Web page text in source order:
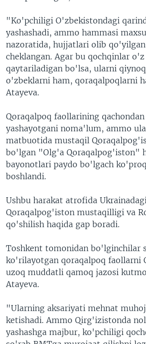
"Ko'pchiligi O'zbekistondagi
yashashadi, ammo hammasi
nazoratida, hujjatlari olib
cheklangan. Agar bu qochqinlar
qaytariladigan bo'lsa, ularni
o'zbeklarni ham, qoraqalpoqlarni
Atayeva.
Qoraqalpoq faollarining
yashayotgani noma'lum, ammo
matbuotida mustaqil
bo'lgan "Olg'a Qoraqalpog'iston"
bayonotlari paydo bo'lgach
boshlandi.
Ushbu harakat atrofida
Qoraqalpog'iston mustaqilligi va
qo'shilish haqida gap boradi.
Toshkent tomonidan bo'lginchilar
ko'rilayotgan qoraqalpoq faollarni
uzoq muddatli qamoq jazosi
Atayeva.
"Ularning aksariyati mehnat
ketishadi. Ammo Qirg'izistonda
yashashga majbur, ko'pchiligi